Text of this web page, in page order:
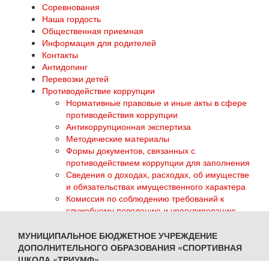
Соревнования
Наша гордость
Общественная приемная
Информация для родителей
Контакты
Антидопинг
Перевозки детей
Противодействие коррупции
Нормативные правовые и иные акты в сфере
противодействия коррупции
Антикоррупционная экспертиза
Методические материалы
Формы документов, связанных с
противодействием коррупции для заполнения
Сведения о доходах, расходах, об имуществе
и обязательствах имущественного характера
Комиссия по соблюдению требований к
служебному поведению и урегулированию
Обратная связь для сообщений о фактах
коррупции
ГТО
МУНИЦИПАЛЬНОЕ БЮДЖЕТНОЕ УЧРЕЖДЕНИЕ
ДОПОЛНИТЕЛЬНОГО ОБРАЗОВАНИЯ «СПОРТИВНАЯ